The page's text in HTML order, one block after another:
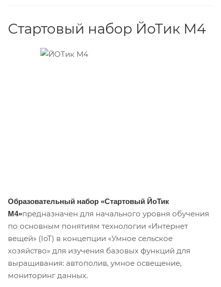
Стартовый набор ЙоТик М4
Образовательный набор «Стартовый ЙоТик
М4»предназначен для начального уровня обучения
по основным понятиям технологии «Интернет
вещей» (IoT) в концепции «Умное сельское
хозяйство» для изучения базовых функций для
выращивания: автополив, умное освещение,
мониторинг данных.